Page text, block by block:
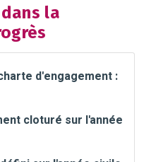
la
d'engagement :
cloturé sur l'année